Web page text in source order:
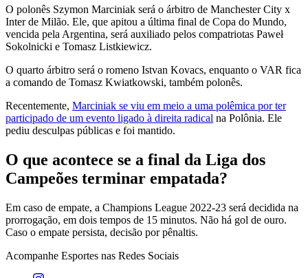
O polonês Szymon Marciniak será o árbitro de Manchester City x
Inter de Milão. Ele, que apitou a última final de Copa do Mundo,
vencida pela Argentina, será auxiliado pelos compatriotas Paweł
Sokolnicki e Tomasz Listkiewicz.
O quarto árbitro será o romeno Istvan Kovacs, enquanto o VAR fica
a comando de Tomasz Kwiatkowski, também polonês.
Recentemente, Marciniak se viu em meio a uma polêmica por ter
participado de um evento ligado à direita radical na Polônia. Ele
pediu desculpas públicas e foi mantido.
O que acontece se a final da Liga dos
Campeões terminar empatada?
Em caso de empate, a Champions League 2022-23 será decidida na
prorrogação, em dois tempos de 15 minutos. Não há gol de ouro.
Caso o empate persista, decisão por pênaltis.
Acompanhe Esportes nas Redes Sociais